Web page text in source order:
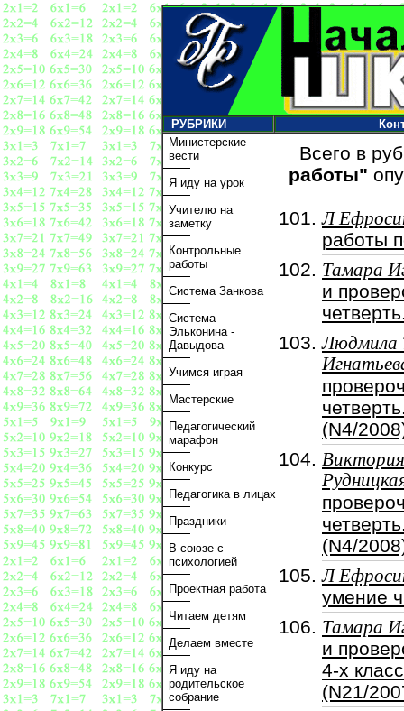
РУБРИКИ
Министерские
вести
Я иду на урок
Учителю на
заметку
Контрольные
работы
Система Занкова
Система
Эльконина -
Давыдова
Учимся играя
Мастерские
Педагогический
марафон
Конкурс
Педагогика в лицах
Праздники
В союзе с
психологией
Проектная работа
Читаем детям
Делаем вместе
Я иду на
родительское
собрание
Всего в
работы"
Л
работы
Тамара
и
Людмила
(N4/
Виктория
(N4/
Л
умение
Тамара
и
4-х
(N21/